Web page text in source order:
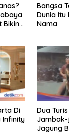
Bikin
Bangsa
Dunia Itu
Nama
Di
Infinity
Dua
Jagung